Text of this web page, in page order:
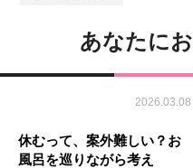
あなたに
2026.03.08
休むって、案外難しい？お
風呂を巡りながら考え